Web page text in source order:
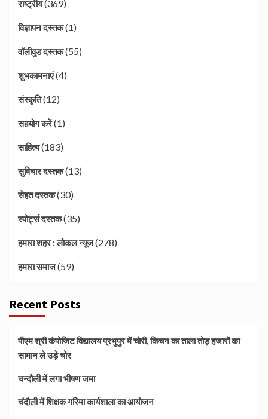
राष्ट्रीय(369)
विज्ञापन दस्तक(1)
वॉलीवुड दस्तक(55)
शुभकामनाएं(4)
संस्कृति(12)
सहयोग करें(1)
साहित्य(183)
सुविचार दस्तक(13)
सेहत दस्तक(30)
स्पोर्ट्स दस्तक(35)
हमारा शहर : लोकल न्यूज(278)
हमारा समाज(59)
Recent Posts
पीएम श्री कंपोजिट विद्यालय प्रभुपुर में चोरी, किचन का ताला तोड़ हजारों का
सामान ले उड़े चोर
चन्दौली में लगा भीषण जमा
चंदौली में शिक्षक गरिमा कार्यशाला का आयोजन